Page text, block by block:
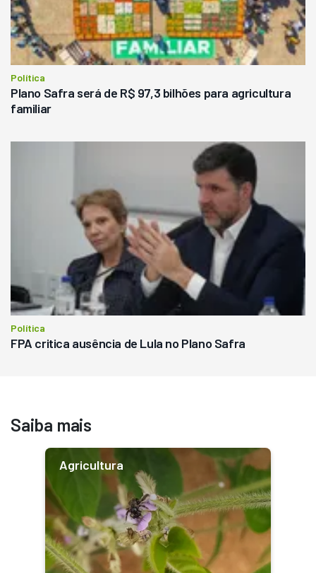
Política
Plano Safra será de R$ 97,3 bilhões para agricultura
familiar
Política
FPA critica ausência de Lula no Plano Safra
Saiba mais
Agricultura